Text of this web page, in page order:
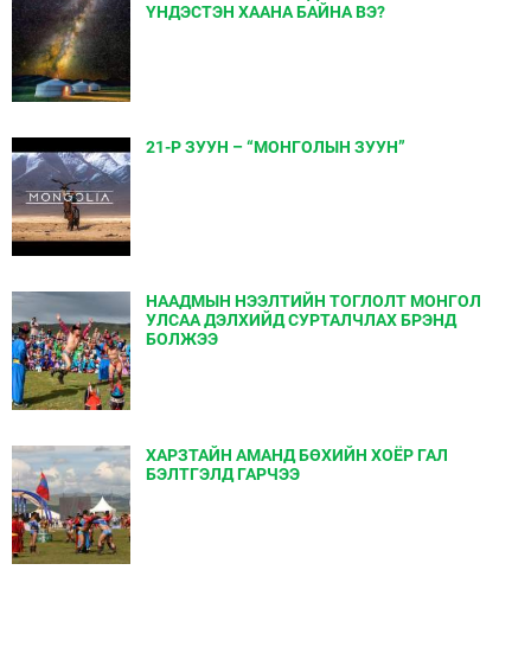
ҮНДЭСТЭН ХААНА БАЙНА ВЭ?
21-Р ЗУУН – “МОНГОЛЫН ЗУУН”
НААДМЫН НЭЭЛТИЙН ТОГЛОЛТ МОНГОЛ
УЛСАА ДЭЛХИЙД СУРТАЛЧЛАХ БРЭНД
БОЛЖЭЭ
ХАРЗТАЙН АМАНД БӨХИЙН ХОЁР ГАЛ
БЭЛТГЭЛД ГАРЧЭЭ